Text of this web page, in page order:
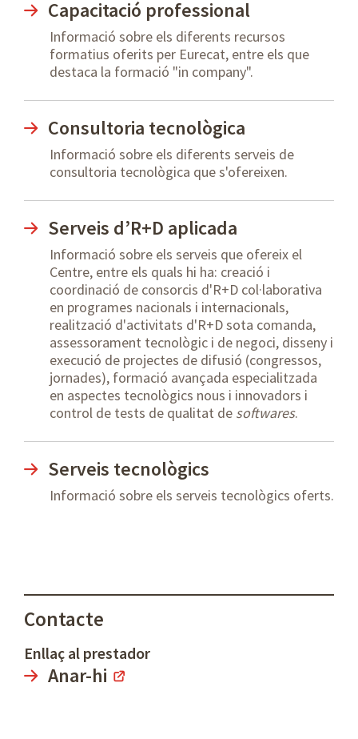
Capacitació professional
Informació sobre els diferents recursos
formatius oferits per Eurecat, entre els que
destaca la formació "in company".
Consultoria tecnològica
Informació sobre els diferents serveis de
consultoria tecnològica que s'ofereixen.
Serveis d’R+D aplicada
Informació sobre els serveis que ofereix el
Centre, entre els quals hi ha: creació i
coordinació de consorcis d'R+D col·laborativa
en programes nacionals i internacionals,
realització d'activitats d'R+D sota comanda,
assessorament tecnològic i de negoci, disseny i
execució de projectes de difusió (congressos,
jornades), formació avançada especialitzada
en aspectes tecnològics nous i innovadors i
control de tests de qualitat de softwares.
Serveis tecnològics
Informació sobre els serveis tecnològics oferts.
Contacte
Enllaç al prestador
Anar-hi